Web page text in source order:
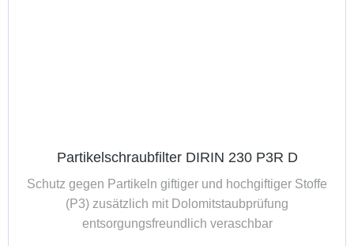
Partikelschraubfilter DIRIN 230 P3R D
Schutz gegen Partikeln giftiger und hochgiftiger Stoffe
(P3) zusätzlich mit Dolomitstaubprüfung
entsorgungsfreundlich veraschbar